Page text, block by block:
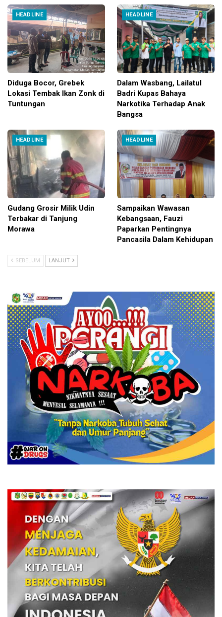
HEADLINE
Diduga Bocor, Grebek
Lokasi Tembak Ikan Zonk di
Tuntungan
HEADLINE
Dalam Wasbang, Lailatul
Badri Kupas Bahaya
Narkotika Terhadap Anak
Bangsa
HEADLINE
Gudang Grosir Milik Udin
Terbakar di Tanjung
Morawa
HEADLINE
Sampaikan Wawasan
Kebangsaan, Fauzi
Paparkan Pentingnya
Pancasila Dalam Kehidupan
SEBELUM LANJUT